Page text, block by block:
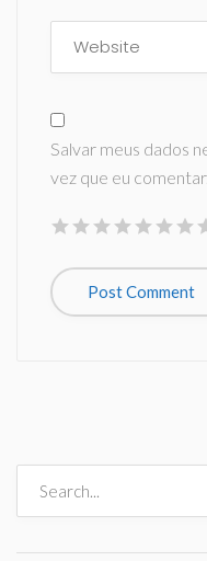
Salvar meus dados
vez que eu comentar.